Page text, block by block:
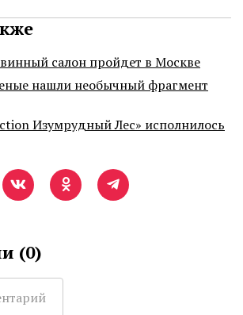
салон пройдет в Москве
нашли необычный фрагмент
Изумрудный Лес» исполнилось
(0)